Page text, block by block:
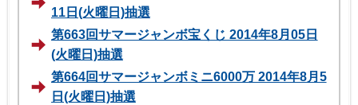
11日(火曜日)抽選
第663回サマージャンボ宝くじ 2014年8月05日
(火曜日)抽選
第664回サマージャンボミニ6000万 2014年8月5
日(火曜日)抽選